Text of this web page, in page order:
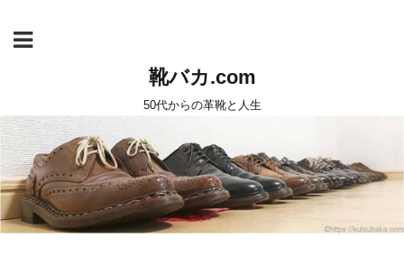
靴バカ.com
50代からの革靴と人生